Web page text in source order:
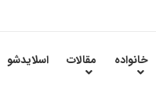
خانواده مقالات اسلایدشو